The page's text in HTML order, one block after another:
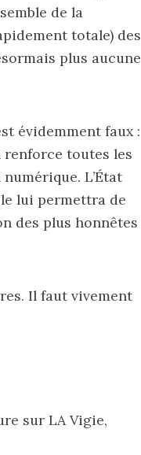
de la
totale) des
plus aucune
évidemment faux :
renforce toutes les
L’État
lui permettra de
des plus honnêtes
Il faut vivement
sur LA Vigie,